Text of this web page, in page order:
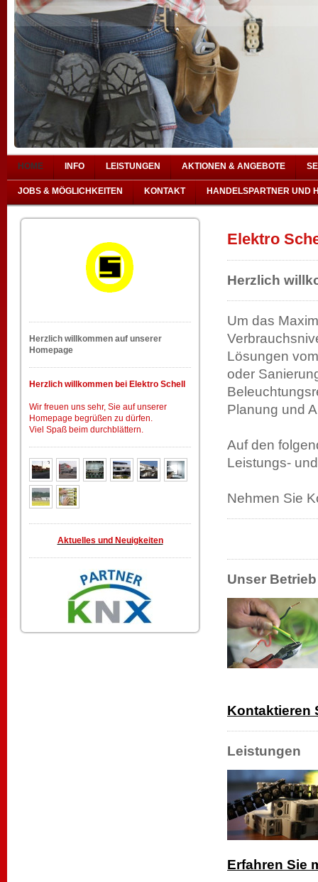
HOME INFO LEISTUNGEN AKTIONEN & ANGEBOTE
JOBS & MÖGLICHKEITEN KONTAKT HANDELSPARTNER UND
Herzlich willkommen auf unserer
Homepage
Herzlich willkommen bei Elektro Schell
Wir freuen uns sehr, Sie auf unserer
Homepage begrüßen zu dürfen.
Viel Spaß beim durchblättern.
Aktuelles und Neuigkeiten
Elektro
Herzlich
Um das
Lösungen
oder
Planung und
Auf den
Leistungs-
Nehmen Sie
Unser Betrieb
Kontaktieren
Leistungen
Erfahren Sie